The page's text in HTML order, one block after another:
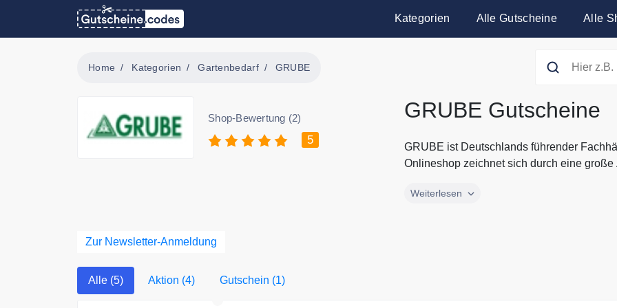
Kategorien Alle Gutscheine Alle
Home Kategorien Gartenbedarf GRUBE
Shop-Bewertung (2)
5
GRUBE Gutscheine
GRUBE ist Deutschlands führender
Onlineshop zeichnet sich durch eine große
GRUBE ist Deutschlands führender
Weiterlesen
Zur Newsletter-Anmeldung
Alle (5) Aktion (4) Gutschein (1)